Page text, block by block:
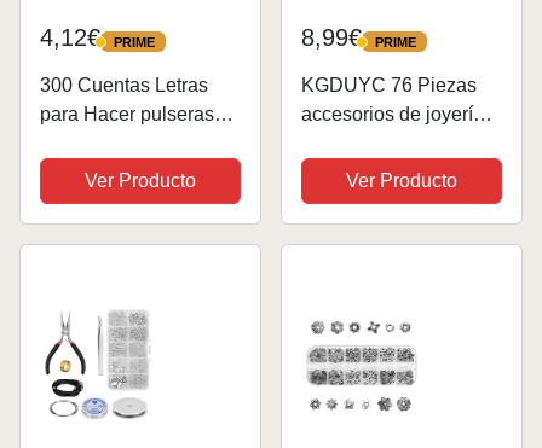
4,12€ PRIME
PRIME
300 Cuentas Letras
para Hacer pulseras
Redondo,para DIY
Hacer Pulseras niña
Collares Bisutería
Ver Producto
8,99€ PRIME
PRIME
KGDUYC 76 Piezas
accesorios de joyería-
Engranajes Colgante
de Metal Antiguo para
DIY Manualidades
Ver Producto